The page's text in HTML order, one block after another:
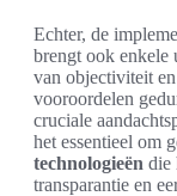
Echter, de
brengt ook enkele
van objectiviteit
vooroordelen
cruciale
het essentieel om
technologieën die
transparantie en